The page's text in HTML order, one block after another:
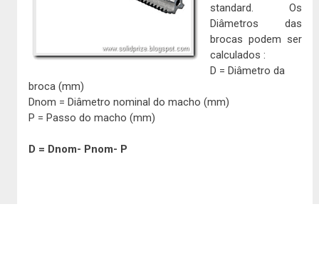
standard. Os
Diâmetros das
brocas podem ser
calculados :
D = Diâmetro da
broca (mm)
Dnom = Diâmetro nominal do macho (mm)
P = Passo do macho (mm)
D = Dnom- Pnom- P